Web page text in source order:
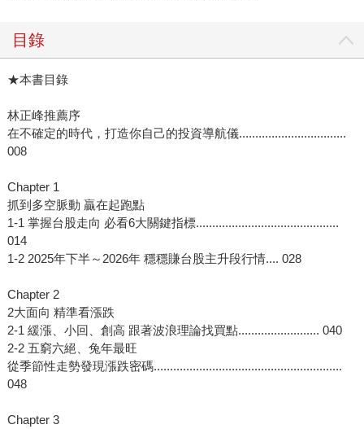
目錄
★本書目錄
林正峰推薦序
在不確定的時代，打造你自己的投資導航儀.................................
008
Chapter 1
抓到多空脈動 贏在起跑點
1-1 掌握台股走向 必看6大關鍵指標............................................
014
1-2 2025年下半～2026年 穩穩賺台股主升段行情.... 028
Chapter 2
2大面向 精準看漲跌
2-1 緩漲、小回、創高 跟著波浪理論找買點......................... 040
2-2 五窮六絕、兔年最旺
從季節性走勢發現漲跌密碼..........................................................
048
Chapter 3